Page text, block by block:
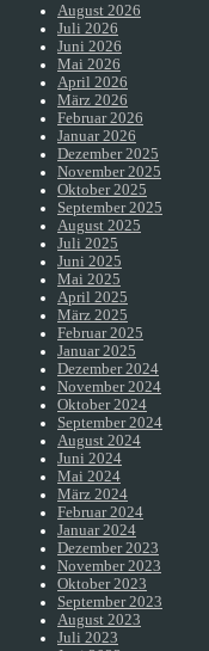
August 2026
Juli 2026
Juni 2026
Mai 2026
April 2026
März 2026
Februar 2026
Januar 2026
Dezember 2025
November 2025
Oktober 2025
September 2025
August 2025
Juli 2025
Juni 2025
Mai 2025
April 2025
März 2025
Februar 2025
Januar 2025
Dezember 2024
November 2024
Oktober 2024
September 2024
August 2024
Juni 2024
Mai 2024
März 2024
Februar 2024
Januar 2024
Dezember 2023
November 2023
Oktober 2023
September 2023
August 2023
Juli 2023